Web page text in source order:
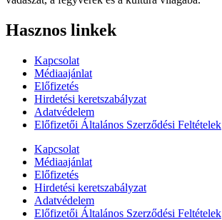
Hasznos linkek
Kapcsolat
Médiaajánlat
Előfizetés
Hirdetési keretszabályzat
Adatvédelem
Előfizetői Általános Szerződési Feltételek
Kapcsolat
Médiaajánlat
Előfizetés
Hirdetési keretszabályzat
Adatvédelem
Előfizetői Általános Szerződési Feltételek